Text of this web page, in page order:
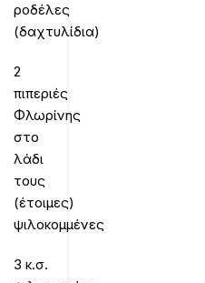
ροδέλες
(δαχτυλίδια)
2
πιπεριές
Φλωρίνης
στο
λάδι
τους
(έτοιμες)
ψιλοκομμένες
3 κ.σ.